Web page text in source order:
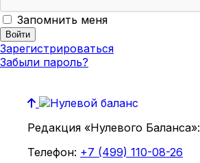
Запомнить меня
Зарегистрироваться
Забыли пароль?
Редакция «Нулевого Баланса»:
Телефон: +7 (499) 110-08-26